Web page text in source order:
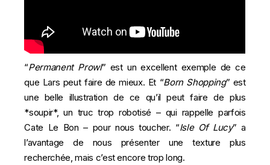
“Permanent Prowl” est un excellent exemple de ce
que Lars peut faire de mieux. Et “Born Shopping” est
une belle illustration de ce qu’il peut faire de plus
*soupir*, un truc trop robotisé – qui rappelle parfois
Cate Le Bon – pour nous toucher. “Isle Of Lucy” a
l’avantage de nous présenter une texture plus
recherchée, mais c’est encore trop long.